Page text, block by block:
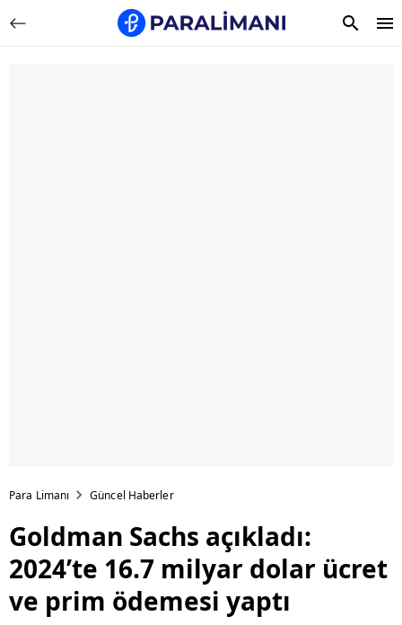
Para Limanı Güncel Haberler
Goldman Sachs açıkladı:
2024’te 16.7 milyar dolar ücret
ve prim ödemesi yaptı